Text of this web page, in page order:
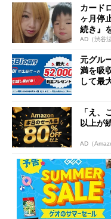
カード
ヶ月停
続き』
AD（渋谷
元グル
満を吸
して最
「え
以上が
AD（